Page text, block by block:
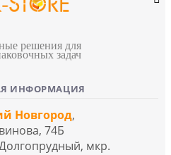
решения для
задач
ИНФОРМАЦИЯ
Новгород,
74Б
мкр.